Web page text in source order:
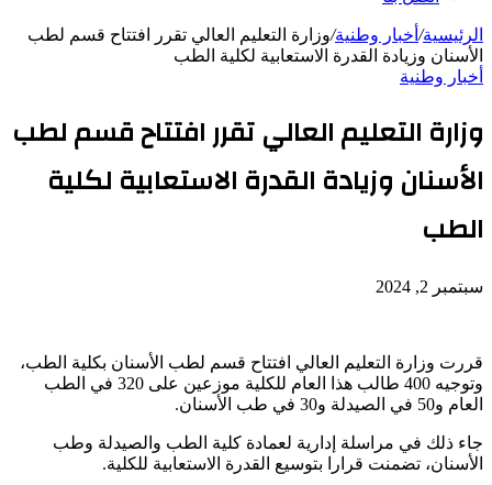
الرئيسية/ أخبار وطنية/وزارة التعليم العالي تقرر افتتاح قسم لطب
الأسنان وزيادة القدرة الاستعابية لكلية الطب
أخبار وطنية
وزارة التعليم العالي تقرر افتتاح قسم لطب
الأسنان وزيادة القدرة الاستعابية لكلية
الطب
سبتمبر 2, 2024
قررت وزارة التعليم العالي افتتاح قسم لطب الأسنان بكلية الطب،
وتوجيه 400 طالب هذا العام للكلية موزعين على 320 في الطب
العام و50 في الصيدلة و30 في طب الأسنان.
جاء ذلك في مراسلة إدارية لعمادة كلية الطب والصيدلة وطب
الأسنان، تضمنت قرارا بتوسيع القدرة الاستعابية للكلية.